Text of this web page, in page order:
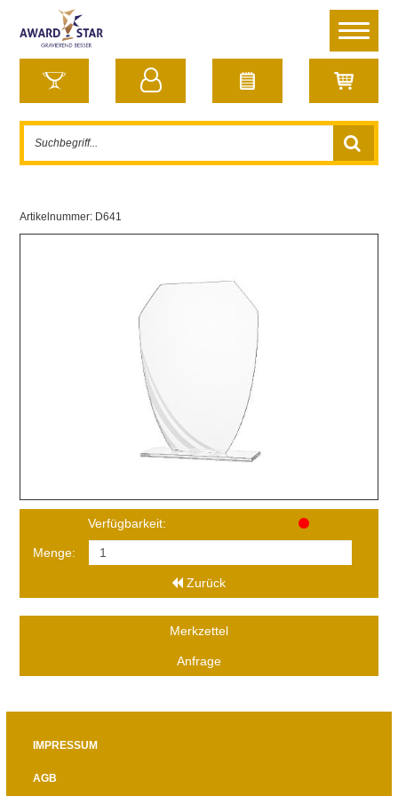
Artikelnummer: D641
Verfügbarkeit:
Menge:
Zurück
Merkzettel
Anfrage
IMPRESSUM
AGB